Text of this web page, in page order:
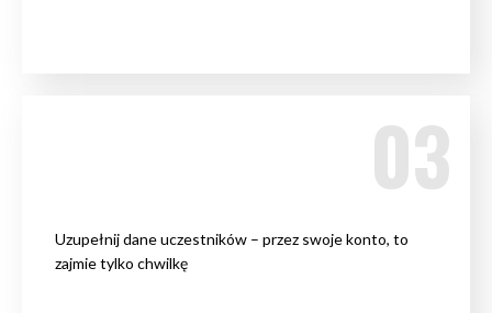
Uzupełnij dane uczestników – przez swoje konto, to
zajmie tylko chwilkę